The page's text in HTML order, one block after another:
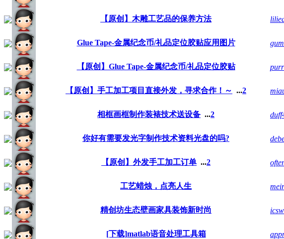
【原创】木雕工艺品的保养方法
Glue Tape-金属纪念币/礼品定位胶贴应用图片
【原创】Glue Tape-金属纪念币/礼品定位胶贴
【原创】手工加工项目直接外发，寻求合作！～ ...2
相框画框制作装裱技术送设备 ...2
你好有需要发光字制作技术资料光盘的吗?
【原创】外发手工加工订单 ...2
工艺蜡烛，点亮人生
精创坊生态壁画家具装饰新时尚
[下载]matlab语音处理工具箱